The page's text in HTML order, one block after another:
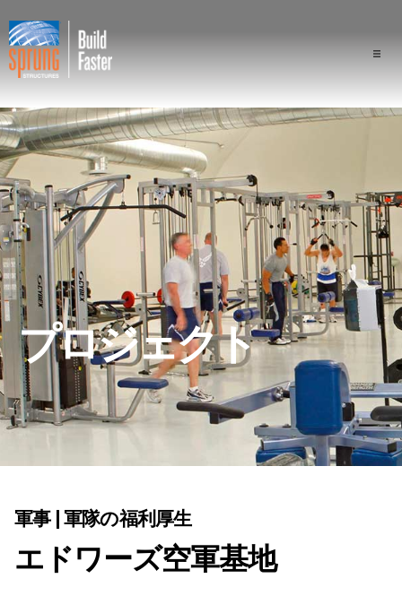
業界
構成
スプラングの優位性
専門家
会社概要
プロジェクト
軍事 | 軍隊の福利厚生
エドワーズ空軍基地